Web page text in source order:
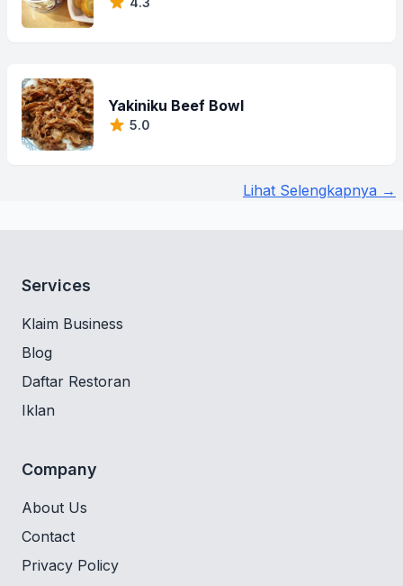
Yakiniku Beef Bowl
5.0
Lihat Selengkapnya →
Services
Klaim Business
Blog
Daftar Restoran
Iklan
Company
About Us
Contact
Privacy Policy